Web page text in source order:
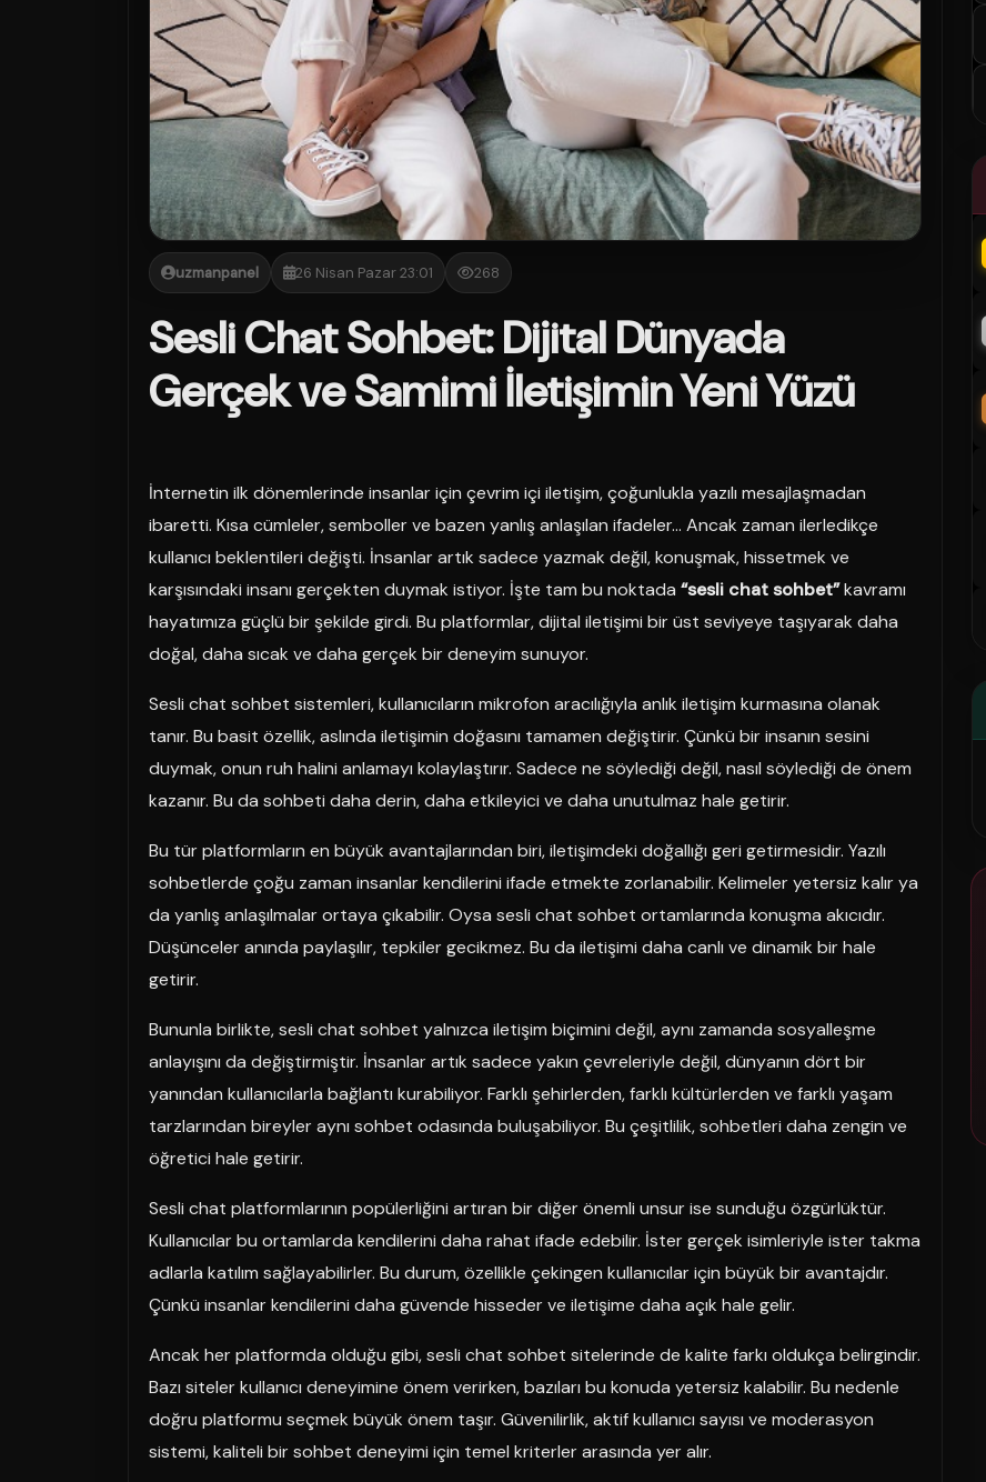
uzmanpanel 26 Nisan Pazar 23:01 268
Sesli Chat Sohbet: Dijital Dünyada
Gerçek ve Samimi İletişimin Yeni Yüzü
İnternetin ilk dönemlerinde insanlar için çevrim içi iletişim, çoğunlukla yazılı mesajlaşmadan
ibaretti. Kısa cümleler, semboller ve bazen yanlış anlaşılan ifadeler… Ancak zaman ilerledikçe
kullanıcı beklentileri değişti. İnsanlar artık sadece yazmak değil, konuşmak, hissetmek ve
karşısındaki insanı gerçekten duymak istiyor. İşte tam bu noktada “sesli chat sohbet”kavramı
hayatımıza güçlü bir şekilde girdi. Bu platformlar, dijital iletişimi bir üst seviyeye taşıyarak daha
doğal, daha sıcak ve daha gerçek bir deneyim sunuyor.
Sesli chat sohbet sistemleri, kullanıcıların mikrofon aracılığıyla anlık iletişim kurmasına olanak
tanır. Bu basit özellik, aslında iletişimin doğasını tamamen değiştirir. Çünkü bir insanın sesini
duymak, onun ruh halini anlamayı kolaylaştırır. Sadece ne söylediği değil, nasıl söylediği de önem
kazanır. Bu da sohbeti daha derin, daha etkileyici ve daha unutulmaz hale getirir.
Bu tür platformların en büyük avantajlarından biri, iletişimdeki doğallığı geri getirmesidir. Yazılı
sohbetlerde çoğu zaman insanlar kendilerini ifade etmekte zorlanabilir. Kelimeler yetersiz kalır ya
da yanlış anlaşılmalar ortaya çıkabilir. Oysa sesli chat sohbet ortamlarında konuşma akıcıdır.
Düşünceler anında paylaşılır, tepkiler gecikmez. Bu da iletişimi daha canlı ve dinamik bir hale
getirir.
Bununla birlikte, sesli chat sohbet yalnızca iletişim biçimini değil, aynı zamanda sosyalleşme
anlayışını da değiştirmiştir. İnsanlar artık sadece yakın çevreleriyle değil, dünyanın dört bir
yanından kullanıcılarla bağlantı kurabiliyor. Farklı şehirlerden, farklı kültürlerden ve farklı yaşam
tarzlarından bireyler aynı sohbet odasında buluşabiliyor. Bu çeşitlilik, sohbetleri daha zengin ve
öğretici hale getirir.
Sesli chat platformlarının popülerliğini artıran bir diğer önemli unsur ise sunduğu özgürlüktür.
Kullanıcılar bu ortamlarda kendilerini daha rahat ifade edebilir. İster gerçek isimleriyle ister takma
adlarla katılım sağlayabilirler. Bu durum, özellikle çekingen kullanıcılar için büyük bir avantajdır.
Çünkü insanlar kendilerini daha güvende hisseder ve iletişime daha açık hale gelir.
Ancak her platformda olduğu gibi, sesli chat sohbet sitelerinde de kalite farkı oldukça belirgindir.
Bazı siteler kullanıcı deneyimine önem verirken, bazıları bu konuda yetersiz kalabilir. Bu nedenle
doğru platformu seçmek büyük önem taşır. Güvenilirlik, aktif kullanıcı sayısı ve moderasyon
sistemi, kaliteli bir sohbet deneyimi için temel kriterler arasında yer alır.